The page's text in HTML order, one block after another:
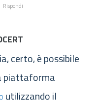
Rispondi
certo, è possibile
piattaforma
utilizzando il